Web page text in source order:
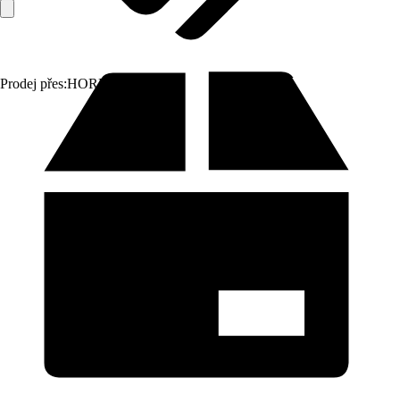
Prodej přes:HORNBACH